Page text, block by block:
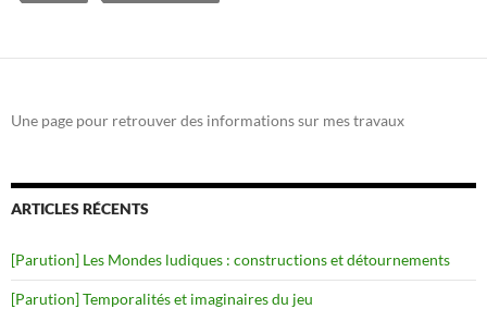
Une page pour retrouver des informations sur mes travaux
ARTICLES RÉCENTS
[Parution] Les Mondes ludiques : constructions et détournements
[Parution] Temporalités et imaginaires du jeu